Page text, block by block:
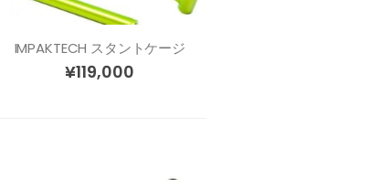
IMPAKTECH スタントケージ
¥119,000